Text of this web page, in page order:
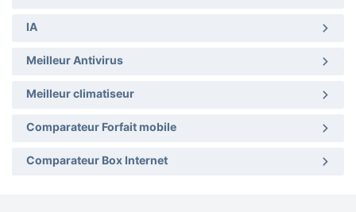
IA
Meilleur Antivirus
Meilleur climatiseur
Comparateur Forfait mobile
Comparateur Box Internet